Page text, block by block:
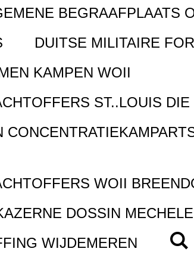
BEGRAAFPLAATS
DUITSE MILITAIRE
KAMPEN WOII
ST..LOUIS
WOII
DOSSIN
WIJDEMEREN